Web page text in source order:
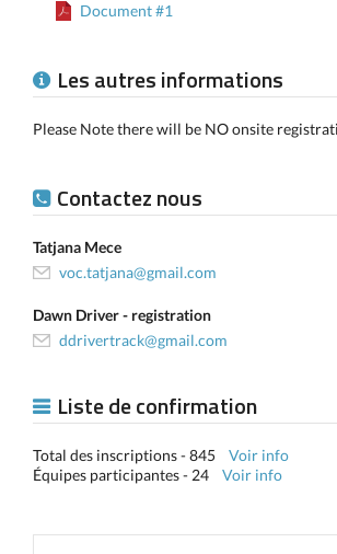
Document #1
Les autres informations
Please Note there will be NO onsite
Contactez nous
Tatjana Mece
voc.tatjana@gmail.com
Dawn Driver - registration
ddrivertrack@gmail.com
Liste de confirmation
Total des inscriptions - 845 Voir info
Équipes participantes - 24 Voir info